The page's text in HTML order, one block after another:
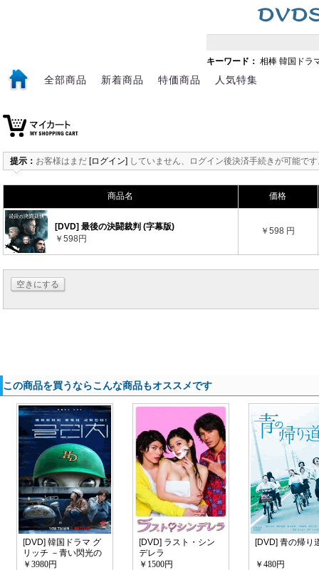
キーワード： 相棒 韓国ドラ
全部商品 新着商品 特価商品 人気特集
提示： お客様はまだ [ログイン] していません、ログイン後決済手続きが可能で
商品名 価格
[DVD] 最後の決闘裁判 (字幕版)
￥598円
￥598 円
空きにする
この商品を買うならこんな商品もオススメです
[DVD] 韓国ドラマ グ
リッチ －青い閃光の
記憶－
￥3980円
[DVD] ラスト・シン
デレラ
￥1500円
[DVD] 青の帰り
￥480円